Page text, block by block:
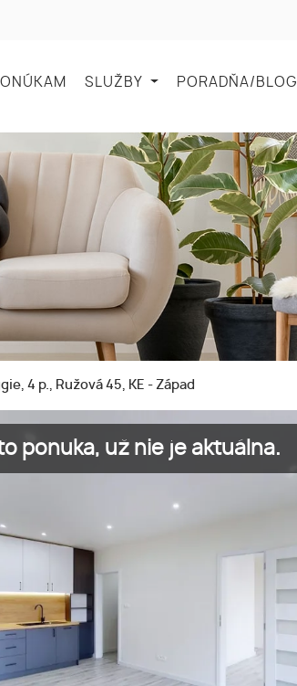
SLUŽBY PORADŇA/BLOG
4 p., Ružová 45, KE - Západ
ponuka, už nie je aktuálna.